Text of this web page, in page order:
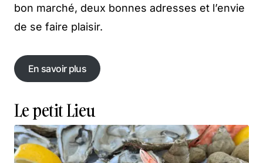
bon marché, deux bonnes adresses et l’envie
de se faire plaisir.
En savoir plus
En savoir plus
Le petit Lieu